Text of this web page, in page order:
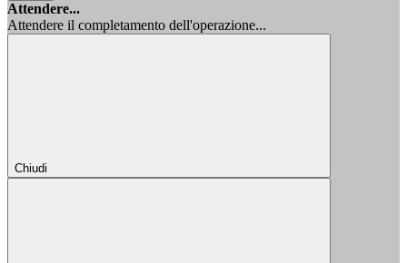
Attendere...
Attendere il completamento dell'operazione...
Chiudi